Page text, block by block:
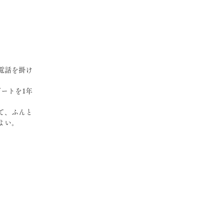
話を掛け
トを1年
、ふんと
。